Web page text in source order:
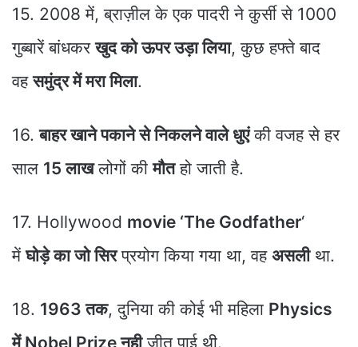
15. 2008 में, ब्राज़ील के एक पादरी ने कुर्सी से 1000
गुब्बारें बांधकरखुद को ऊपर उड़ा लिया, कुछ हफ्ते बाद
वहसमुंद्र में मरा मिला.
16.बाहर खाने पकाने से निकलने वाले धुएंकी वजह से हर
साल 15 लाखलोगों कीमौतहो जाती है.
17. Hollywood movie ‘The Godfather‘
मेंघोड़े का जो सिरप्रयोग किया गया था, वह असलीथा.
18. 1963 तक, दुनिया की कोई भी महिला Physics
में Nobel Prize नहीजीत पाई थी.